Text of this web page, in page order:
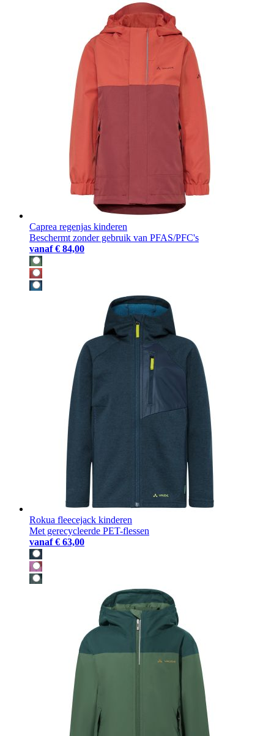
Caprea regenjas kinderen
Beschermt zonder gebruik van PFAS/PFC's
vanaf € 84,00
Rokua fleecejack kinderen
Met gerecycleerde PET-flessen
vanaf € 63,00